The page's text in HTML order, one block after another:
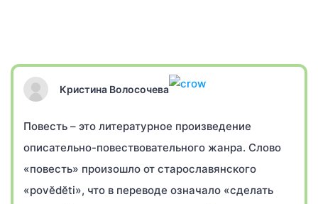
Кристина Волосочева
Повесть – это литературное произведение
описательно-повествовательного жанра. Слово
«повесть» произошло от старославянского
«povĕdĕti», что в переводе означало «сделать